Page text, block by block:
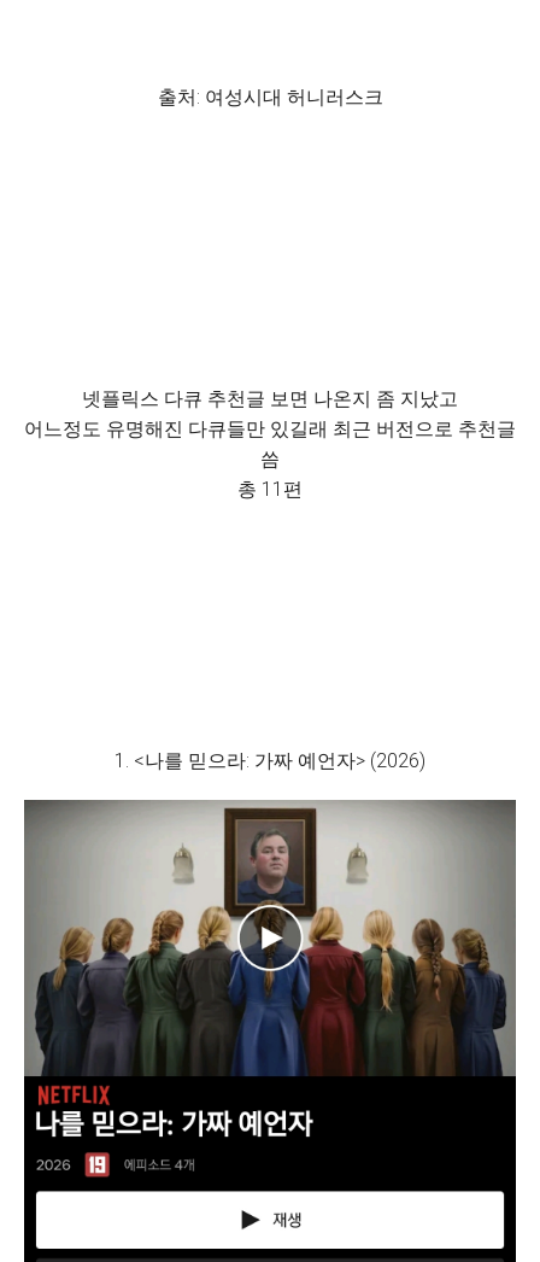
출처: 여성시대 허니러스크
넷플릭스 다큐 추천글 보면 나온지 좀 지났고
어느정도 유명해진 다큐들만 있길래 최근 버전으로 추천글
씀
총 11편
1. <나를 믿으라: 가짜 예언자> (2026)